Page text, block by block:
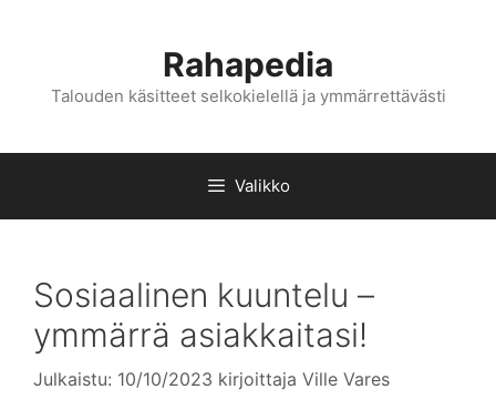
Rahapedia
Talouden käsitteet selkokielellä ja ymmärrettävästi
Valikko
Sosiaalinen kuuntelu –
ymmärrä asiakkaitasi!
Julkaistu: 10/10/2023 kirjoittaja Ville Vares